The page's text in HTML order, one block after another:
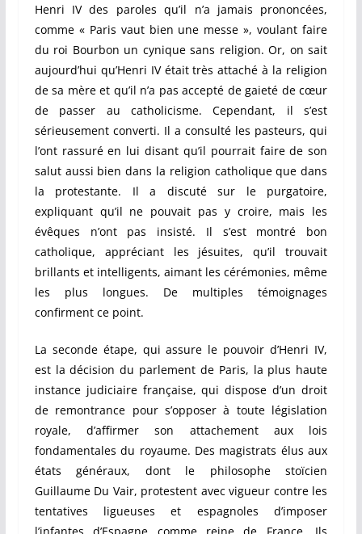
Henri IV des paroles qu’il n’a jamais prononcées,
comme « Paris vaut bien une messe », voulant faire
du roi Bourbon un cynique sans religion. Or, on sait
aujourd’hui qu’Henri IV était très attaché à la religion
de sa mère et qu’il n’a pas accepté de gaieté de cœur
de passer au catholicisme. Cependant, il s’est
sérieusement converti. Il a consulté les pasteurs, qui
l’ont rassuré en lui disant qu’il pourrait faire de son
salut aussi bien dans la religion catholique que dans
la protestante. Il a discuté sur le purgatoire,
expliquant qu’il ne pouvait pas y croire, mais les
évêques n’ont pas insisté. Il s’est montré bon
catholique, appréciant les jésuites, qu’il trouvait
brillants et intelligents, aimant les cérémonies, même
les plus longues. De multiples témoignages
confirment ce point.
La seconde étape, qui assure le pouvoir d’Henri IV,
est la décision du parlement de Paris, la plus haute
instance judiciaire française, qui dispose d’un droit
de remontrance pour s’opposer à toute législation
royale, d’affirmer son attachement aux lois
fondamentales du royaume. Des magistrats élus aux
états généraux, dont le philosophe stoïcien
Guillaume Du Vair, protestent avec vigueur contre les
tentatives ligueuses et espagnoles d’imposer
l’infantes d’Espagne comme reine de France. Ils